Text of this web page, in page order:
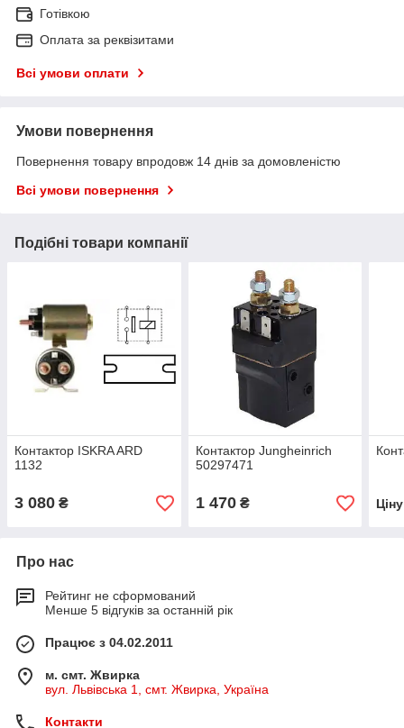
Готівкою
Оплата за реквізитами
Всі умови оплати
Умови повернення
Повернення товару впродовж 14 днів за домовленістю
Всі умови повернення
Подібні товари компанії
Контактор ISKRA ARD
1132
3 080 ₴
Контактор Jungheinrich
50297471
1 470₴
Про нас
Рейтинг не сформований
Менше 5 відгуків за останній рік
Працює з 04.02.2011
м. смт. Жвирка
вул. Львівська 1, смт. Жвирка, Україна
Контакти